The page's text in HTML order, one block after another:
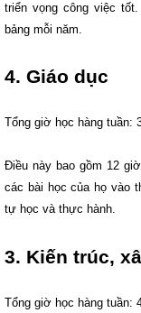
triển vọng công việc
bảng mỗi năm.
4. Giáo dục
Tổng giờ học hàng tuần:
Điều này bao gồm 12
các bài học của họ vào
tự học và thực hành.
3. Kiến trúc,
Tổng giờ học hàng tuần: